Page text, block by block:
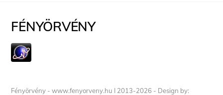
FÉNYÖRVÉNY
Fényörvény - www.fenyorveny.hu I 2013-2026 - Design by: